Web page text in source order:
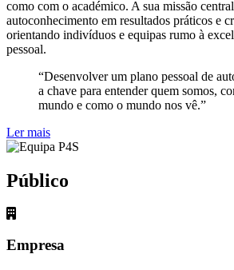
como com o académico. A sua missão
autoconhecimento em resultados práticos e
orientando indivíduos e equipas rumo à
pessoal.
“Desenvolver um plano pessoal de
a chave para entender quem somos,
mundo e como o mundo nos vê.”
Ler mais
Público
Empresa